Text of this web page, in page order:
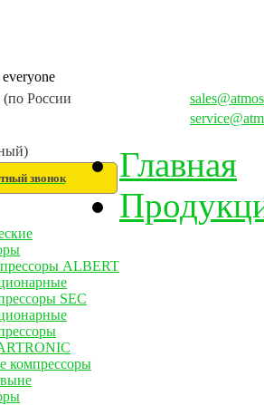
(по России
звонок
Главная
ALBERT
SEC
компрессоры